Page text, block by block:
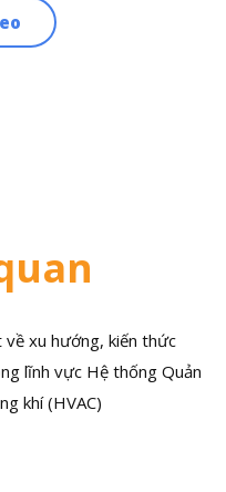
về xu hướng, kiến thức
lĩnh vực Hệ thống Quản
khí (HVAC)